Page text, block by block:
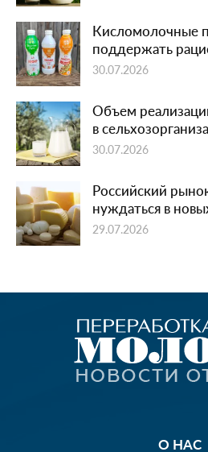
Кисломолочные
поддержать
30.07.2026
Объем
в
30.07.2026
Российский
нуждаться в
29.07.2026
О НАС